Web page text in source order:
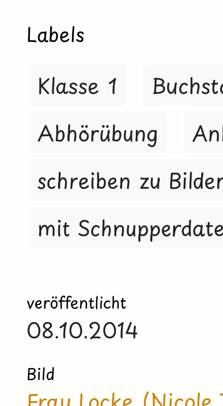
Labels
Klasse 1
Abhörübung
schreiben zu
mit
veröffentlicht
08.10.2014
Bild